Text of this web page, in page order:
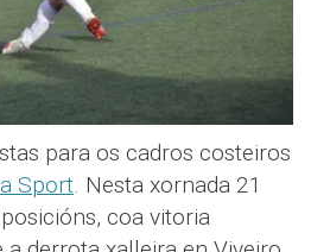
para os cadros costeiros
Sport. Nesta xornada 21
coa vitoria